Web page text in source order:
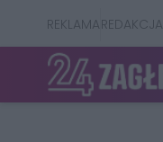
REKLAMAREDAKCJA